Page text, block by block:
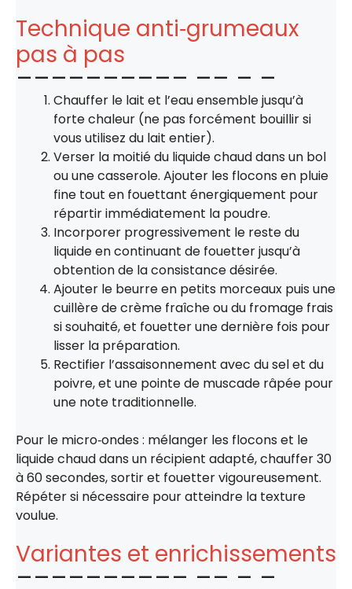
Technique anti‑grumeaux
pas à pas
Chauffer le lait et l’eau ensemble jusqu’à
forte chaleur (ne pas forcément bouillir si
vous utilisez du lait entier).
Verser la moitié du liquide chaud dans un bol
ou une casserole. Ajouter les flocons en pluie
fine tout en fouettant énergiquement pour
répartir immédiatement la poudre.
Incorporer progressivement le reste du
liquide en continuant de fouetter jusqu’à
obtention de la consistance désirée.
Ajouter le beurre en petits morceaux puis une
cuillère de crème fraîche ou du fromage frais
si souhaité, et fouetter une dernière fois pour
lisser la préparation.
Rectifier l’assaisonnement avec du sel et du
poivre, et une pointe de muscade râpée pour
une note traditionnelle.
Pour le micro‑ondes : mélanger les flocons et le
liquide chaud dans un récipient adapté, chauffer 30
à 60 secondes, sortir et fouetter vigoureusement.
Répéter si nécessaire pour atteindre la texture
voulue.
Variantes et enrichissements